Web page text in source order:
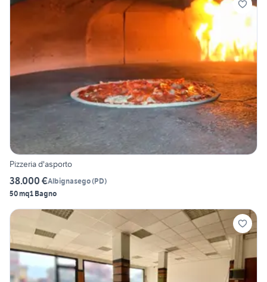
Pizzeria d'asporto
38.000 €Albignasego(PD)
50 mq1 Bagno